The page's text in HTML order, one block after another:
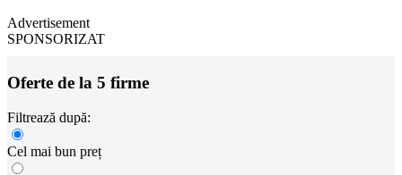
Advertisement
SPONSORIZAT
Oferte de la 5 firme
Filtrează după:
Cel mai bun preț